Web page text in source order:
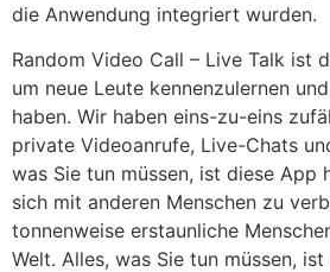
die Anwendung integriert wurden.
Random Video Call – Live Talk ist
um neue Leute kennenzulernen
haben. Wir haben eins-zu-eins
private Videoanrufe, Live-Chats
was Sie tun müssen, ist diese App
sich mit anderen Menschen zu
tonnenweise erstaunliche
Welt. Alles, was Sie tun müssen,